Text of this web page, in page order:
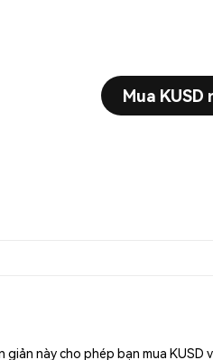
Mua
này cho phép bạn mua